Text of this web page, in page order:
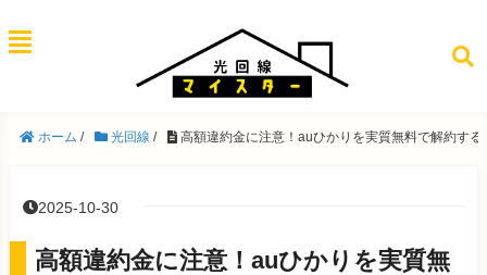
ホーム / 光回線 / 高額違約金に注意！auひかりを実質無料で解約す
2025-10-30
高額違約金に注意！auひかりを実質無